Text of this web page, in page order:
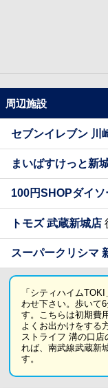
周辺施設
セブンイレブン 川
まいばすけっと新
100円SHOPダイ
トモズ 武蔵新城店
スーパークリシマ
「シティハイム
わせ下さい。歩いて
す。こちらは初期費
よくお出かけをする
ストライフ 溝の口店
れば、南武線武蔵新
す。